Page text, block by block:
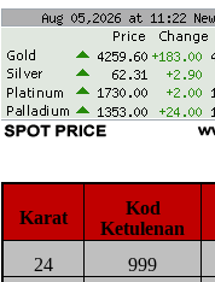
Karat
Kod
Ketulenan
24 999